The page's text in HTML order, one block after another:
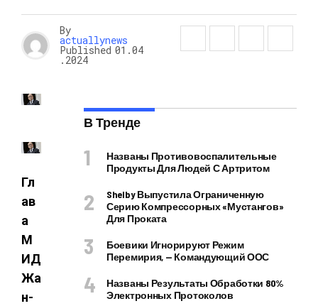
By
actuallynews
Published 01.04
.2024
Гл
ав
а
М
ИД
Жа
н-
В Тренде
Названы Противовоспалительные
Продукты Для Людей С Артритом
Shelby Выпустила Ограниченную
Серию Компрессорных «Мустангов»
Для Проката
Боевики Игнорируют Режим
Перемирия, — Командующий ООС
Названы Результаты Обработки 80%
Электронных Протоколов